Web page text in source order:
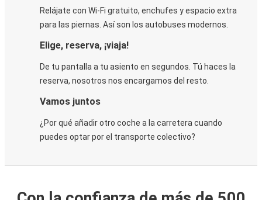
Relájate con Wi-Fi gratuito, enchufes y espacio extra
para las piernas. Así son los autobuses modernos.
Elige, reserva, ¡viaja!
De tu pantalla a tu asiento en segundos. Tú haces la
reserva, nosotros nos encargamos del resto.
Vamos juntos
¿Por qué añadir otro coche a la carretera cuando
puedes optar por el transporte colectivo?